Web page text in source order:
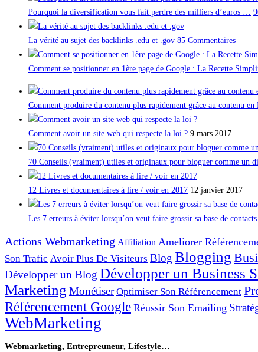
Pourquoi la diversification vous fait perdre des milliers d’euros …
La vérité au sujet des backlinks .edu et .gov 85 Commentaires
Comment se positionner en 1ère page de Google : La Recette
Comment produire du contenu plus rapidement grâce au contenu
Comment avoir un site web qui respecte la loi ? 9 mars 2017
70 Conseils (vraiment) utiles et originaux pour bloguer comme un
12 Livres et documentaires à lire / voir en 2017 12 janvier 2017
Les 7 erreurs à éviter lorsqu’on veut faire grossir sa base de contacts
Actions Webmarketing Affiliation Ameliorer
Son Trafic Avoir Plus De Visiteurs Blog Blogging
Développer un Blog Développer un Business
Marketing Monétiser Optimiser Son Référencement
Référencement Google Réussir Son Emailing
WebMarketing
Webmarketing, Entrepreuneur, Lifestyle…